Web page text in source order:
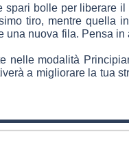
spari bolle per liberare
tiro, mentre quella
nuova fila. Pensa
nelle modalità
a migliorare la tua